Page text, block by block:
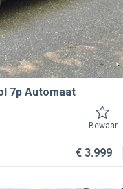
7p Automaat
Bewaar
€ 3.999